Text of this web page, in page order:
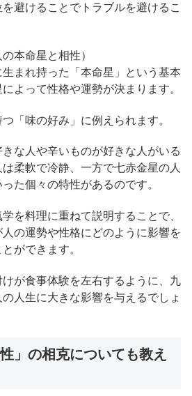
避けることでトラブルを避けるこ
本命星と相性）
まれ持った「本命星」という基本
よって性格や運勢が決まります。
「味の好み」に例えられます。
な人や辛いものが好きな人がいる
柔軟で冷静、一方で七赤金星の人
た個々の特性があるのです。
を料理に重ねて説明することで、
の運勢や性格にどのように影響を
ができます。
が食事体験を左右するように、九
人生に大きな影響を与えるでしょ
」の相克についても教え